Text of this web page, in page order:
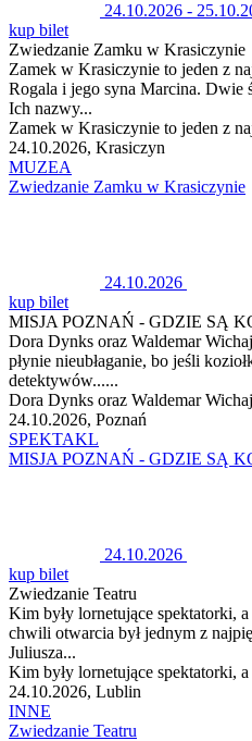
24.10.2026 -
kup bilet
Zwiedzanie Zamku w Krasiczynie
Zamek w Krasiczynie to jeden z
Rogala i jego syna Marcina. Dwie
Ich nazwy...
Zamek w Krasiczynie to jeden z
24.10.2026, Krasiczyn
MUZEA
Zwiedzanie Zamku w Krasiczynie
24.10.2026
kup bilet
MISJA POZNAŃ - GDZIE SĄ
Dora Dynks oraz Waldemar
płynie nieubłaganie, bo jeśli
detektywów......
Dora Dynks oraz Waldemar
24.10.2026, Poznań
SPEKTAKL
MISJA POZNAŃ - GDZIE SĄ
24.10.2026
kup bilet
Zwiedzanie Teatru
Kim były lornetujące spektatorki,
chwili otwarcia był jednym z
Juliusza...
Kim były lornetujące spektatorki,
24.10.2026, Lublin
INNE
Zwiedzanie Teatru